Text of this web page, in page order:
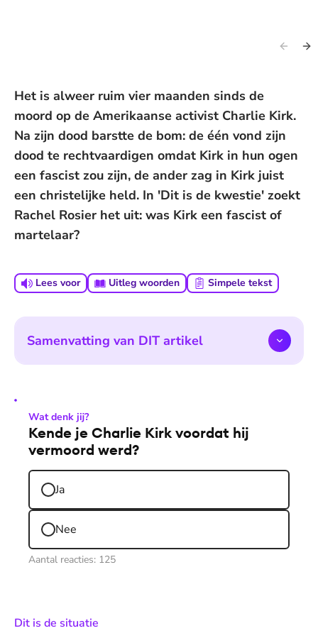
Het is alweer ruim vier maanden sinds de
moord op de Amerikaanse activist Charlie Kirk.
Na zijn dood barstte de bom: de één vond zijn
dood te rechtvaardigen omdat Kirk in hun ogen
een fascist zou zijn, de ander zag in Kirk juist
een christelijke held. In 'Dit is de kwestie' zoekt
Rachel Rosier het uit: was Kirk een fascist of
martelaar?
Lees voor Uitleg woorden Simpele tekst
Samenvatting van DIT artikel
Wat denk jij?
Kende je Charlie Kirk voordat hij
vermoord werd?
Ja
Nee
Aantal reacties: 125
Dit is de situatie